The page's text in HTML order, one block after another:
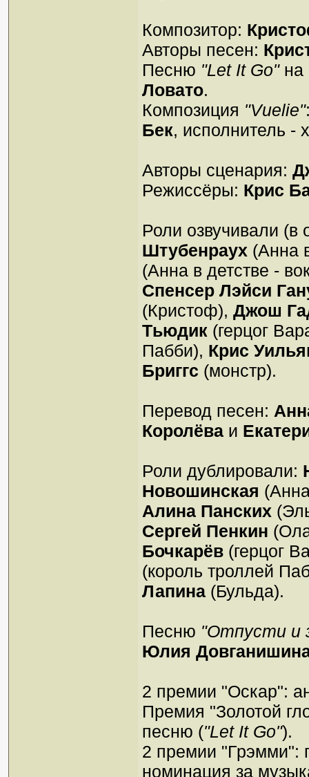
Композитор:
Авторы песен:
Песню "Let It Go"на
Ловато.
Композиция "Vuelie"
Бек, исполнитель -
Авторы сценария:
Режиссёры: Крис
Роли озвучивали (в
Штубенраух (Анна
(Анна в детстве -
Спенсер Лэйси
(Кристоф), Джош
Тьюдик (герцог
Пабби), Крис
Бриггс (монстр).
Перевод песен:
Королёва и
Роли дублировали:
Новошинская
Алина Панских
Сергей Пенкин
Бочкарёв (герцог
(король троллей
Лапина (Бульда).
Песню "Отпусти и
Юлия
2 премии "Оскар":
Премия "Золотой
песню ("Let It Go").
2 премии "Грэмми":
номинация за